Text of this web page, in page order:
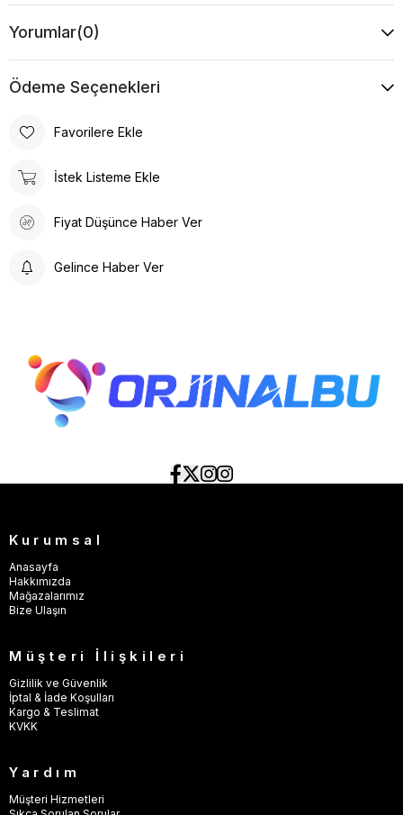
Yorumlar(0)
Ödeme Seçenekleri
Favorilere Ekle
İstek Listeme Ekle
Fiyat Düşünce Haber Ver
Gelince Haber Ver
Kurumsal
Anasayfa
Hakkımızda
Mağazalarımız
Bize Ulaşın
Müşteri İlişkileri
Gizlilik ve Güvenlik
İptal & İade Koşulları
Kargo & Teslimat
KVKK
Yardım
Müşteri Hizmetleri